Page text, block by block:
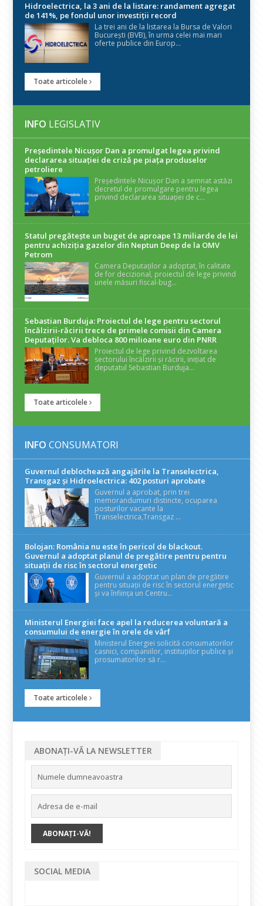
Hidroelectrica, la 3 ani de la listare: randament agregat
de 141%, pe fondul unor investiții record
La trei ani de la listarea la Bursa de Valori
București (BVB), în urma celei mai mari
oferte publice din Europ...
Toate articolele
INFO LEGISLATIV
Președintele Nicuşor Dan a promulgat legea privind
declararea situaţiei de criză pe piaţa produselor
petroliere
Președintele Nicușor Dan a semnat astăzi
decretul de promulgare pentru legea
privind declararea situației de c...
Statul pregătește un buget de aproape 13 miliarde de lei
pentru achiziția gazelor din Neptun Deep de la OMV
Petrom
Camera Deputaților a adoptat, în calitate
de for decizional, proiectul de lege privind
unele măsuri fiscal-bug...
Sebastian Burduja: Proiectul de lege pentru sectorul
încălzirii-răcirii trece de primele comisii din Camera
Deputaților. Va debloca 800 milioane euro din PNRR
Proiectul de lege privind dezvoltarea
sectorului încălzirii și răcirii, inițiat de
deputatul Sebastian Burduja...
Toate articolele
INFO CONSUMATORI
Guvernul deblochează angajările la Transelectrica,
Transgaz și Hidroelectrica: 402 posturi aprobate
Guvernul a aprobat, prin trei
memorandumuri distincte, ocuparea
posturilor vacante la
Transelectrica,Transgaz ...
Bolojan: România nu este în pericol de blackout.
Guvernul a adoptat planul de pregătire pentru pentru
situații de risc în sectorul energetic
Guvernul a adoptat un plan de pregătire
pentru situații de risc în sectorul energetic
și va înființa un Centru...
Ministerul Energiei face apel la reducerea voluntară a
consumului de energie în orele de vârf
Ministerul Energiei solicită consumatorilor
casnici, companiilor, instituțiilor publice și
prosumatorilor să r...
Toate articolele
ABONAȚI-VĂ LA NEWSLETTER
SOCIAL MEDIA